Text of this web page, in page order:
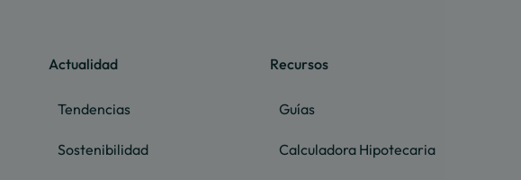
Actualidad
Tendencias
Sostenibilidad
Recursos
Guías
Calculadora Hipotecaria